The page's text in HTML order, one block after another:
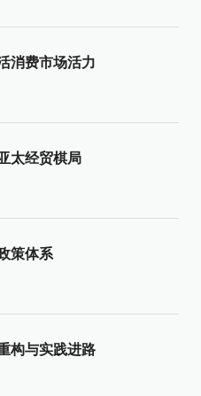
消费市场活力
太经贸棋局
策体系
构与实践进路